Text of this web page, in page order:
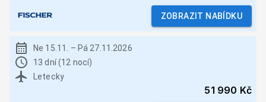
ZOBRAZIT NABÍDKU
Ne 15.11. – Pá 27.11.2026
13 dní (12 nocí)
Letecky
51 990 Kč